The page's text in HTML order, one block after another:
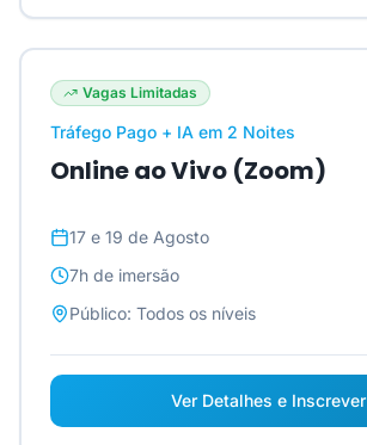
Vagas Limitadas
Tráfego Pago + IA em 2 Noites
Online ao Vivo (Zoom)
17 e 19 de Agosto
7h de imersão
Público: Todos os níveis
Ver Detalhes e Inscrever